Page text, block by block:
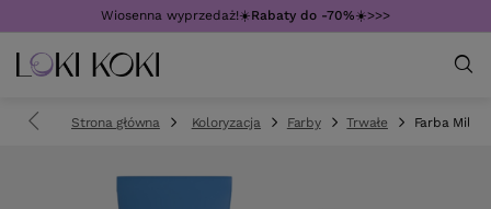
Wiosenna wyprzedaż!☀️Rabaty do -70%☀️>>>
Strona główna Koloryzacja Farby Trwałe Farba Mila